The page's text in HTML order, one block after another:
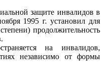
защите инвалидов в
1995 г. установил для
продолжительность
на инвалидов,
независимо от формы